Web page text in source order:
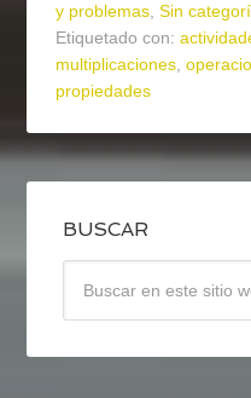
y problemas,Sin
Etiquetado con:
multiplicaciones,
propiedades
BUSCAR